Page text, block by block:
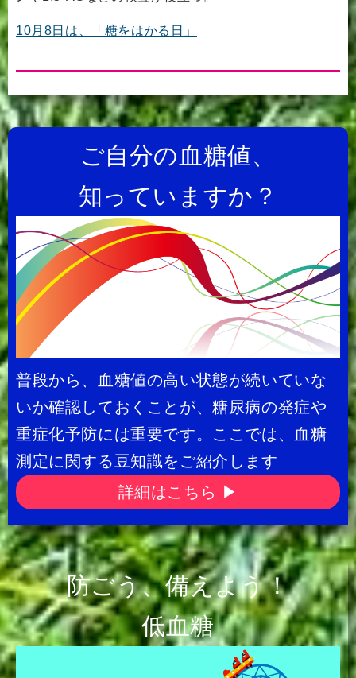
ご自分の血糖値、
知っていますか？
普段から、血糖値の高い状態が続いていな
いか確認しておくことが、糖尿病の発症や
重症化予防には重要です。ここでは、血糖
測定に関する豆知識をご紹介します
詳細はこちら ▶
防ごう、備えよう！
低血糖
10月8日は、「糖をはかる日」